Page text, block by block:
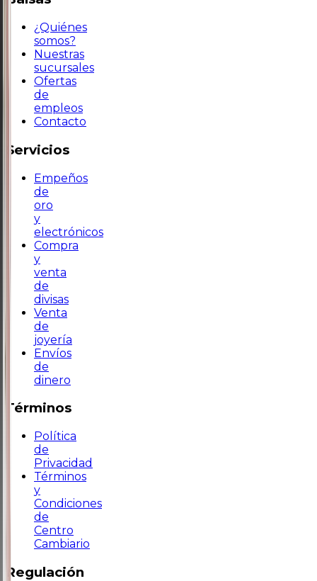
¿Quiénes
somos?
Nuestras
sucursales
Ofertas
de
empleos
Contacto
Servicios
Empeños
de
oro
y
electrónicos
Compra
y
venta
de
divisas
Venta
de
joyería
Envíos
de
dinero
Términos
Política
de
Privacidad
Términos
y
Condiciones
de
Centro
Cambiario
Regulación